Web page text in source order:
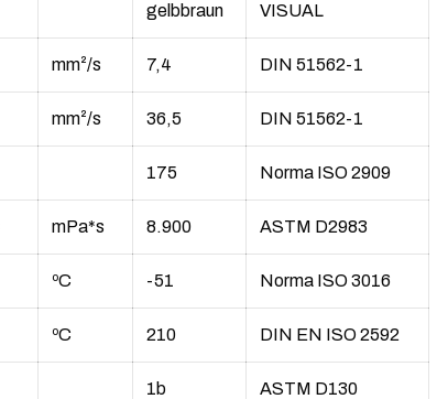
gelbbraun VISUAL
mm²/s 7,4 DIN 51562-1
mm²/s 36,5 DIN 51562-1
175 Norma ISO 2909
mPa*s 8.900 ASTM D2983
ºC -51 Norma ISO 3016
ºC 210 DIN EN ISO 2592
1b ASTM D130